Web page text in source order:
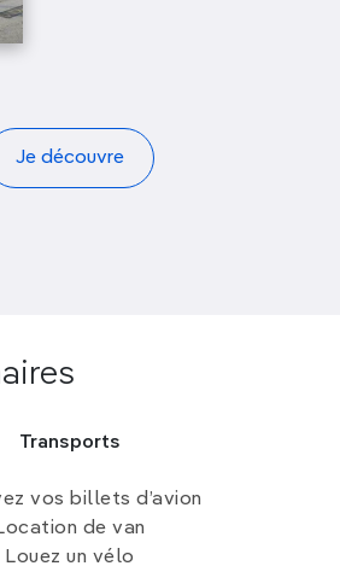
Je découvre
Transports
vos billets d’avion
de van
Louez un vélo